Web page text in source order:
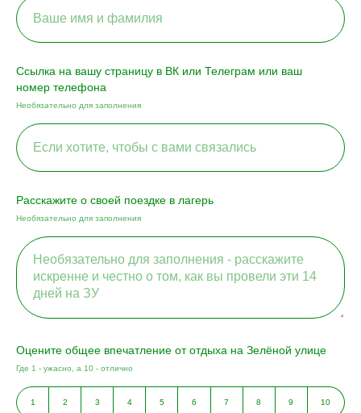
Ссылка на вашу страницу в ВК или Телеграм или ваш
номер телефона
Необязательно для заполнения
Расскажите о своей поездке в лагерь
Необязательно для заполнения
Оцените общее впечатление от отдыха на Зелёной улице
Где 1 - ужасно, а 10 - отлично
1 2 3 4 5 6 7 8 9 10